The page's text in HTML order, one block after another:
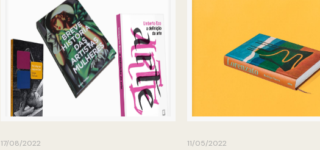
17/08/2022 11/05/2022